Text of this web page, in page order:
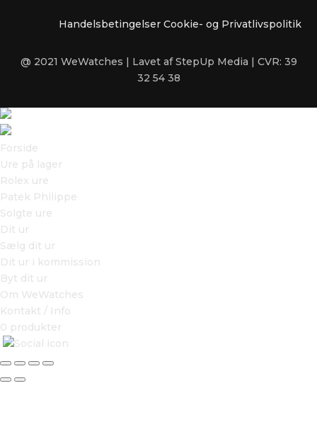
Handelsbetingelser Cookie- og Privatlivspolitik
@ 2021 WeWatches | Lavet af StepUp Media | CVR: 39
32 54 38
Forside
Ure på lager
Rolex ure
Patek Philippe
Solgte ure
Dit ur
Sælg dit ur
Dit ur i kommission
Byt dit ur
Om WeWatches
Kontakt / Info
0 produkter